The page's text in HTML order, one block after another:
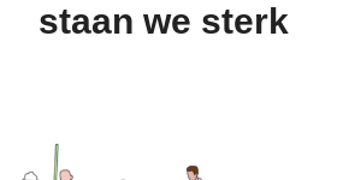
staan we sterk